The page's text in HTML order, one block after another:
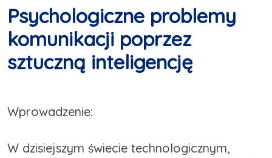
Psychologiczne problemy
komunikacji poprzez
sztuczną inteligencję
Wprowadzenie:
W dzisiejszym świecie technologicznym,